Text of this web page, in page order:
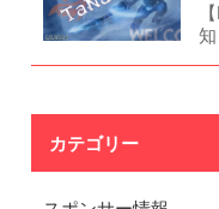
カテゴリー